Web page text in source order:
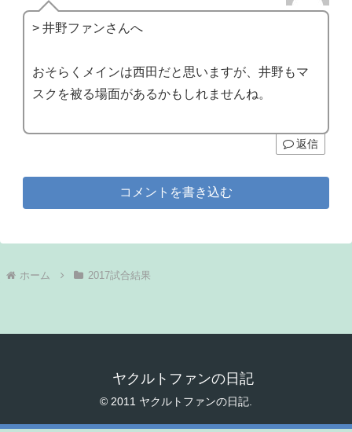
> 井野ファンさんへ
おそらくメインは西田だと思いますが、井野もマ
スクを被る場面があるかもしれませんね。
返信
コメントを書き込む
ホーム 2017試合結果
ヤクルトファンの日記
© 2011 ヤクルトファンの日記.